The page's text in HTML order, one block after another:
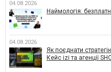
04.08.2026
Наймологія:
04.08.2026
Як поєднати
Кейс izi та агенції